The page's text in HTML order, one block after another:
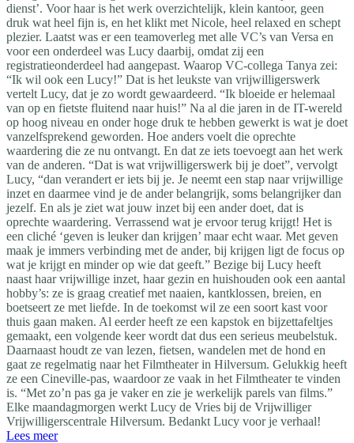
dienst’. Voor haar is het werk overzichtelijk, klein kantoor, geen
druk wat heel fijn is, en het klikt met Nicole, heel relaxed en schept
plezier. Laatst was er een teamoverleg met alle VC’s van Versa en
voor een onderdeel was Lucy daarbij, omdat zij een
registratieonderdeel had aangepast. Waarop VC-collega Tanya zei:
“Ik wil ook een Lucy!” Dat is het leukste van vrijwilligerswerk
vertelt Lucy, dat je zo wordt gewaardeerd. “Ik bloeide er helemaal
van op en fietste fluitend naar huis!” Na al die jaren in de IT-wereld
op hoog niveau en onder hoge druk te hebben gewerkt is wat je doet
vanzelfsprekend geworden. Hoe anders voelt die oprechte
waardering die ze nu ontvangt. En dat ze iets toevoegt aan het werk
van de anderen. “Dat is wat vrijwilligerswerk bij je doet”, vervolgt
Lucy, “dan verandert er iets bij je. Je neemt een stap naar vrijwillige
inzet en daarmee vind je de ander belangrijk, soms belangrijker dan
jezelf. En als je ziet wat jouw inzet bij een ander doet, dat is
oprechte waardering. Verrassend wat je ervoor terug krijgt! Het is
een cliché ‘geven is leuker dan krijgen’ maar echt waar. Met geven
maak je immers verbinding met de ander, bij krijgen ligt de focus op
wat je krijgt en minder op wie dat geeft.” Bezige bij Lucy heeft
naast haar vrijwillige inzet, haar gezin en huishouden ook een aantal
hobby’s: ze is graag creatief met naaien, kantklossen, breien, en
boetseert ze met liefde. In de toekomst wil ze een soort kast voor
thuis gaan maken. Al eerder heeft ze een kapstok en bijzettafeltjes
gemaakt, een volgende keer wordt dat dus een serieus meubelstuk.
Daarnaast houdt ze van lezen, fietsen, wandelen met de hond en
gaat ze regelmatig naar het Filmtheater in Hilversum. Gelukkig heeft
ze een Cineville-pas, waardoor ze vaak in het Filmtheater te vinden
is. “Met zo’n pas ga je vaker en zie je werkelijk parels van films.”
Elke maandagmorgen werkt Lucy de Vries bij de Vrijwilliger
Vrijwilligerscentrale Hilversum. Bedankt Lucy voor je verhaal!
Lees meer